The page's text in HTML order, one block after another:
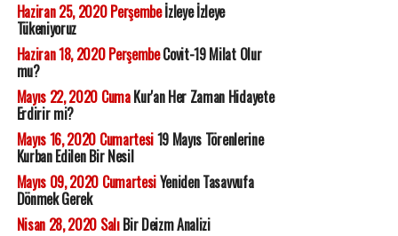
Haziran 25, 2020 Perşembeİzleye İzleye
Tükeniyoruz
Haziran 18, 2020 PerşembeCovit-19 Milat Olur
mu?
Mayıs 22, 2020 CumaKur'an Her Zaman Hidayete
Erdirir mi?
Mayıs 16, 2020 Cumartesi19 Mayıs Törenlerine
Kurban Edilen Bir Nesil
Mayıs 09, 2020 CumartesiYeniden Tasavvufa
Dönmek Gerek
Nisan 28, 2020 SalıBir Deizm Analizi